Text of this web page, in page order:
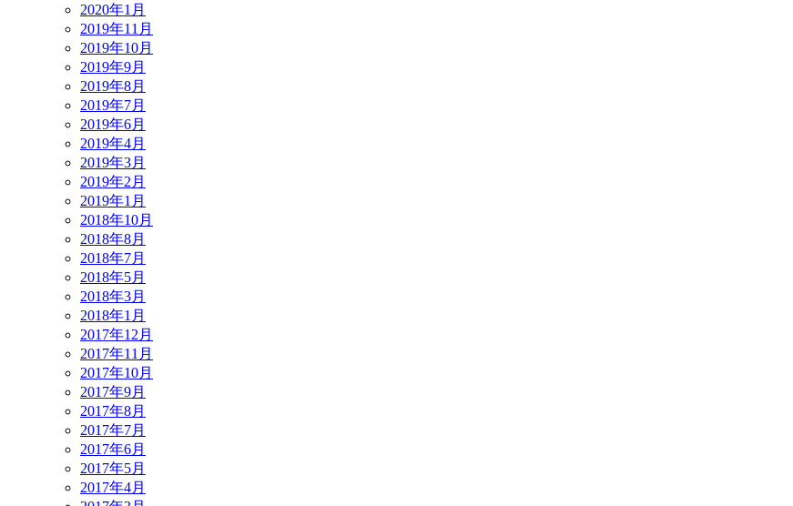
2020年1月
2019年11月
2019年10月
2019年9月
2019年8月
2019年7月
2019年6月
2019年4月
2019年3月
2019年2月
2019年1月
2018年10月
2018年8月
2018年7月
2018年5月
2018年3月
2018年1月
2017年12月
2017年11月
2017年10月
2017年9月
2017年8月
2017年7月
2017年6月
2017年5月
2017年4月